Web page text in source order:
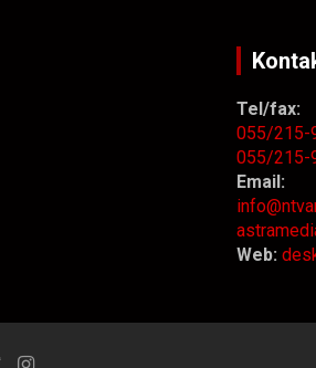
Tel/fax:
055/215-
055/215-
Email:
Web: